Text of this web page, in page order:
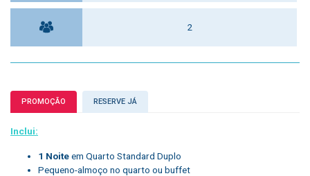
2
PROMOÇÃO RESERVE JÁ
Inclui:
1 Noiteem Quarto Standard Duplo
Pequeno-almoço no quarto ou buffet